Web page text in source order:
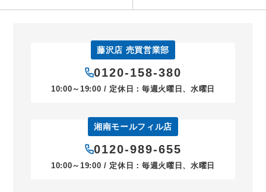
藤沢店 売買営業部
0120-158-380
10:00～19:00 / 定休日：毎週火曜日、水曜日
湘南モールフィル店
0120-989-655
10:00～19:00 / 定休日：毎週火曜日、水曜日